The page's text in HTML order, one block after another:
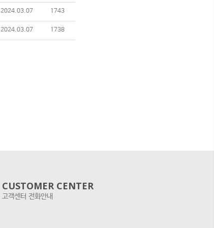
2024.03.07 1743
2024.03.07 1738
CUSTOMER CENTER
고객센터 전화안내